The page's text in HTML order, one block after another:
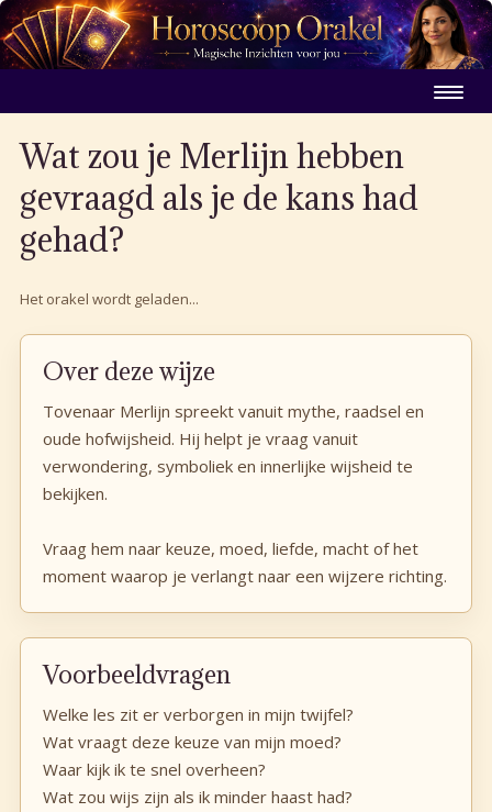
Wat zou je Merlijn hebben
gevraagd als je de kans had
gehad?
Het orakel wordt geladen...
Over deze wijze
Tovenaar Merlijn spreekt vanuit mythe, raadsel en
oude hofwijsheid. Hij helpt je vraag vanuit
verwondering, symboliek en innerlijke wijsheid te
bekijken.
Vraag hem naar keuze, moed, liefde, macht of het
moment waarop je verlangt naar een wijzere richting.
Voorbeeldvragen
Welke les zit er verborgen in mijn twijfel?
Wat vraagt deze keuze van mijn moed?
Waar kijk ik te snel overheen?
Wat zou wijs zijn als ik minder haast had?